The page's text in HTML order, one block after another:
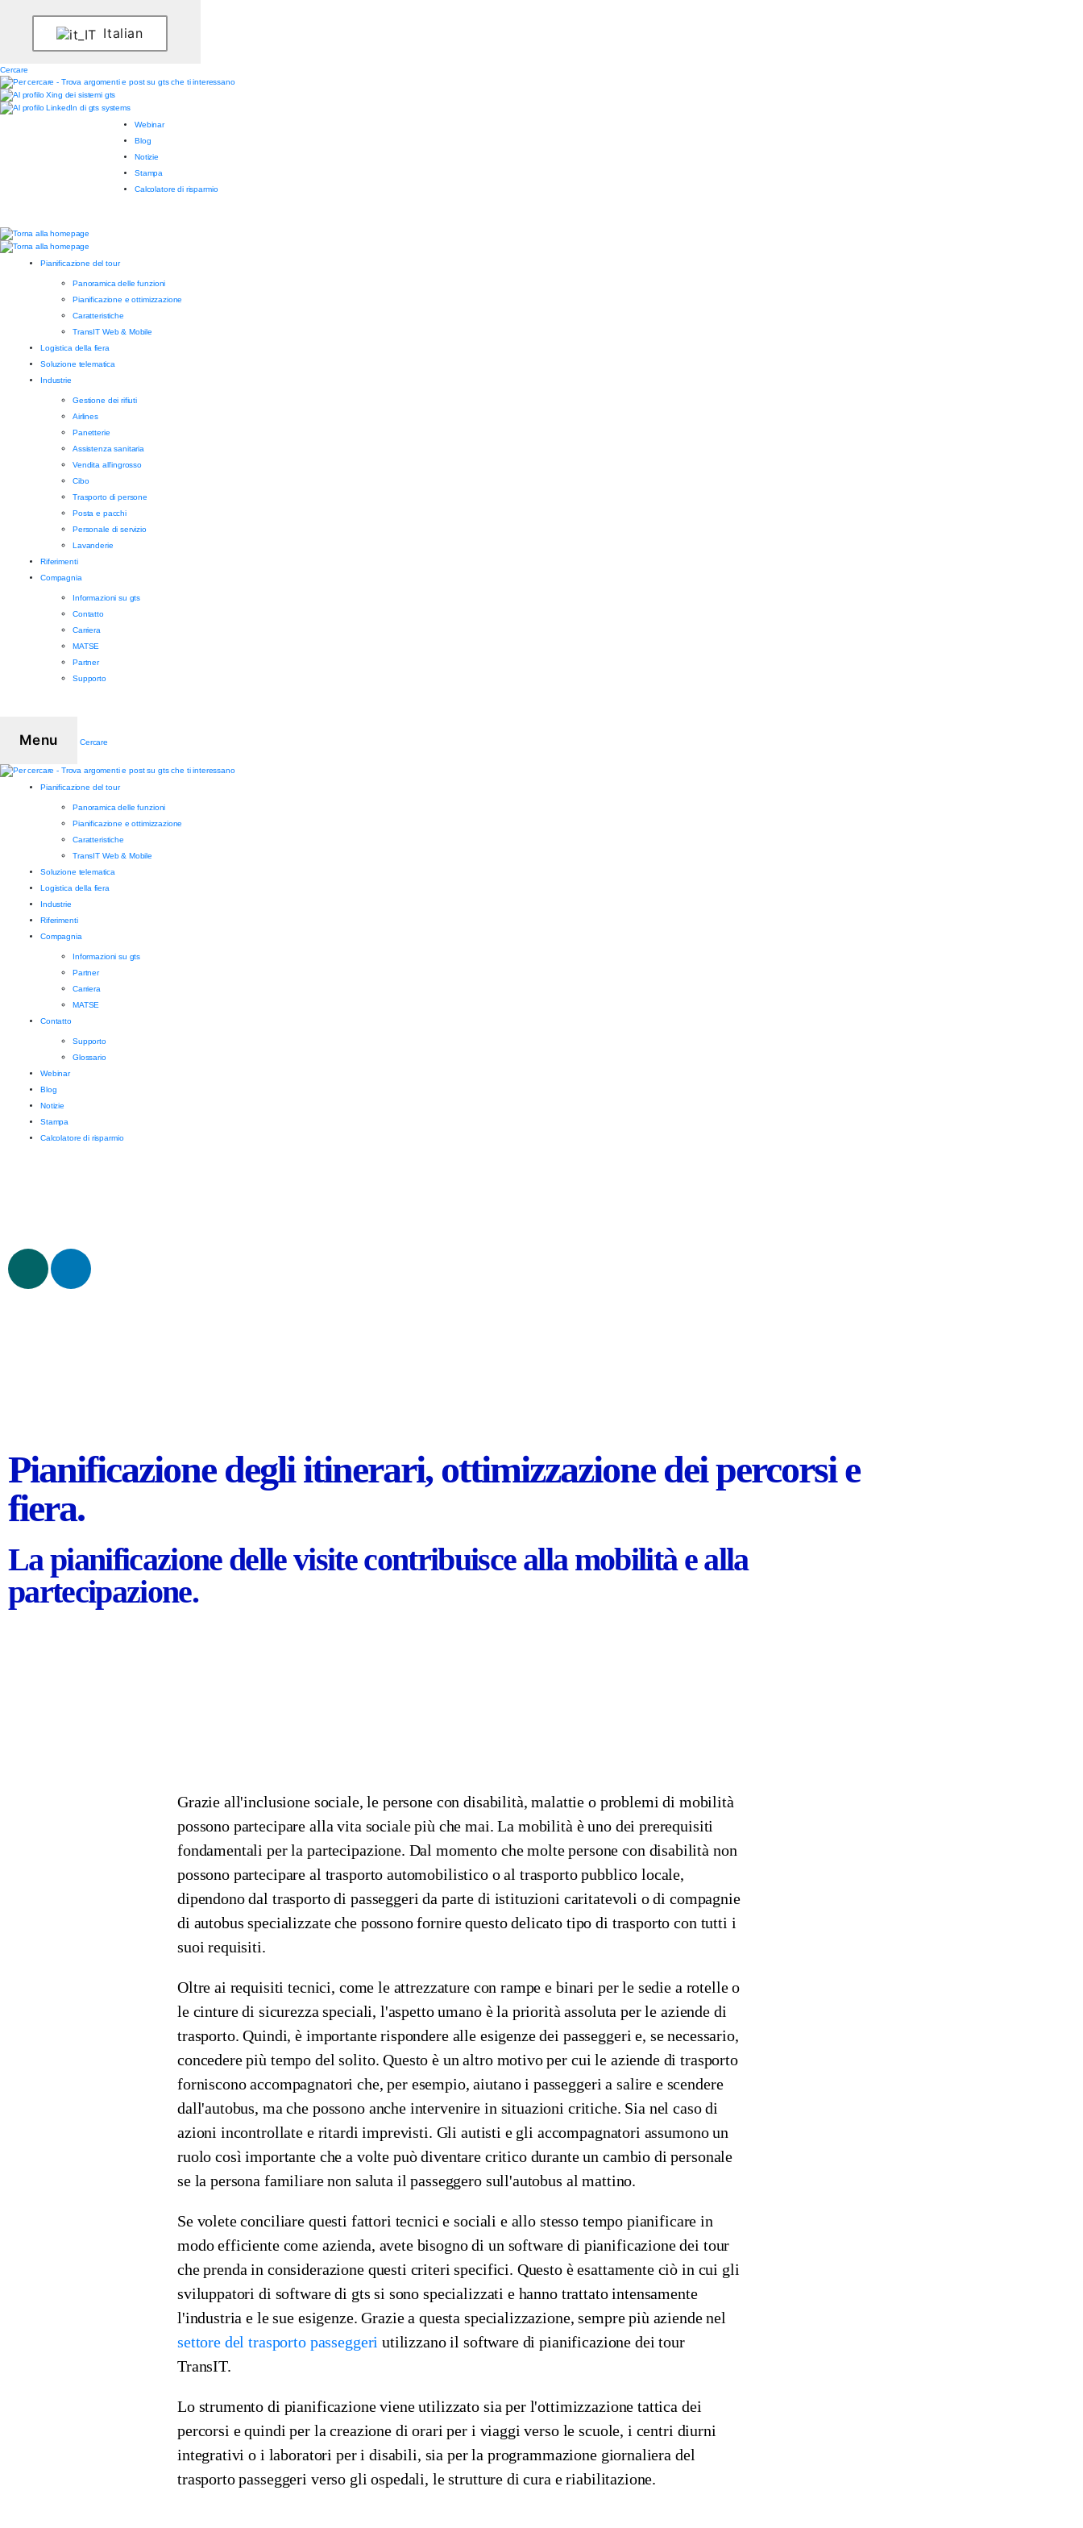
Italian
Cercare
Webinar
Blog
Notizie
Stampa
Calcolatore di risparmio
Pianificazione del tour
Panoramica delle funzioni
Pianificazione e ottimizzazione
Caratteristiche
TransIT Web & Mobile
Logistica della fiera
Soluzione telematica
Industrie
Gestione dei rifiuti
Airlines
Panetterie
Assistenza sanitaria
Vendita all'ingrosso
Cibo
Trasporto di persone
Posta e pacchi
Personale di servizio
Lavanderie
Riferimenti
Compagnia
Informazioni su gts
Contatto
Carriera
MATSE
Partner
Supporto
Menu Cercare
Pianificazione del tour
Panoramica delle funzioni
Pianificazione e ottimizzazione
Caratteristiche
TransIT Web & Mobile
Soluzione telematica
Logistica della fiera
Industrie
Riferimenti
Compagnia
Informazioni su gts
Partner
Carriera
MATSE
Contatto
Supporto
Glossario
Webinar
Blog
Notizie
Stampa
Calcolatore di risparmio
Pianificazione degli itinerari, ottimizzazione dei percorsi e
fiera.
La pianificazione delle visite contribuisce alla mobilità e alla
partecipazione.
Grazie all'inclusione sociale, le persone con disabilità, malattie o problemi di mobilità
possono partecipare alla vita sociale più che mai. La mobilità è uno dei prerequisiti
fondamentali per la partecipazione. Dal momento che molte persone con disabilità non
possono partecipare al trasporto automobilistico o al trasporto pubblico locale,
dipendono dal trasporto di passeggeri da parte di istituzioni caritatevoli o di compagnie
di autobus specializzate che possono fornire questo delicato tipo di trasporto con tutti i
suoi requisiti.
Oltre ai requisiti tecnici, come le attrezzature con rampe e binari per le sedie a rotelle o
le cinture di sicurezza speciali, l'aspetto umano è la priorità assoluta per le aziende di
trasporto. Quindi, è importante rispondere alle esigenze dei passeggeri e, se necessario,
concedere più tempo del solito. Questo è un altro motivo per cui le aziende di trasporto
forniscono accompagnatori che, per esempio, aiutano i passeggeri a salire e scendere
dall'autobus, ma che possono anche intervenire in situazioni critiche. Sia nel caso di
azioni incontrollate e ritardi imprevisti. Gli autisti e gli accompagnatori assumono un
ruolo così importante che a volte può diventare critico durante un cambio di personale
se la persona familiare non saluta il passeggero sull'autobus al mattino.
Se volete conciliare questi fattori tecnici e sociali e allo stesso tempo pianificare in
modo efficiente come azienda, avete bisogno di un software di pianificazione dei tour
che prenda in considerazione questi criteri specifici. Questo è esattamente ciò in cui gli
sviluppatori di software di gts si sono specializzati e hanno trattato intensamente
l'industria e le sue esigenze. Grazie a questa specializzazione, sempre più aziende nel
settore del trasporto passeggeri utilizzano il software di pianificazione dei tour
TransIT.
Lo strumento di pianificazione viene utilizzato sia per l'ottimizzazione tattica dei
percorsi e quindi per la creazione di orari per i viaggi verso le scuole, i centri diurni
integrativi o i laboratori per i disabili, sia per la programmazione giornaliera del
trasporto passeggeri verso gli ospedali, le strutture di cura e riabilitazione.